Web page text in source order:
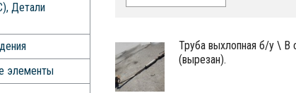
Детали
элементы
труба выхлопная б/у \ В сборе, отсутствует катализатор
(вырезан).